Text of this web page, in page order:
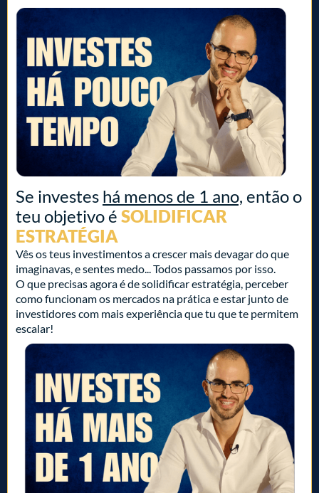
Se investes há menos de 1 ano, então o
teu objetivo é SOLIDIFICAR
ESTRATÉGIA
Vês os teus investimentos a crescer mais devagar do que
imaginavas, e sentes medo... Todos passamos por isso.
O que precisas agora é de solidificar estratégia, perceber
como funcionam os mercados na prática e estar junto de
investidores com mais experiência que tu que te permitem
escalar!